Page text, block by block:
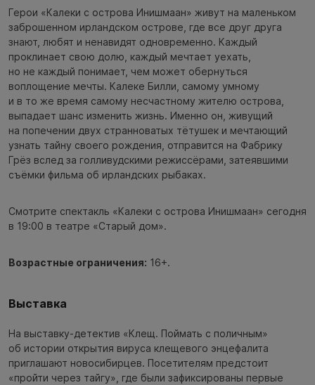
Герои «Калеки с острова Инишмаан» живут на маленьком
заброшенном ирландском острове, где все друг друга
знают, любят и ненавидят одновременно. Каждый
проклинает свою долю, каждый мечтает уехать,
но не каждый понимает, чем может обернуться
воплощение мечты. Калеке Билли, самому умному
и в то же время самому несчастному жителю острова,
выпадает шанс изменить жизнь. Именно он, живущий
на попечении двух странноватых тётушек и мечтающий
узнать тайну своего рождения, отправится на Фабрику
Грёз вслед за голливудскими режиссёрами, затеявшими
съёмки фильма об ирландских рыбаках.
Смотрите спектакль «Калеки с острова Инишмаан» сегодня
в 19:00 в театре «Старый дом».
Возрастные ограничения: 16+.
Выставка
На выставку-детектив «Клещ. Поймать с поличным»
об истории открытия вируса клещевого энцефалита
приглашают новосибирцев. Посетителям предстоит
«пройти через тайгу», где были зафиксированы первые